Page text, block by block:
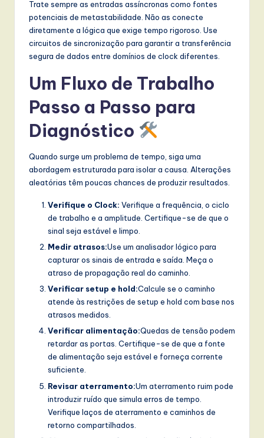
Trate sempre as entradas assíncronas como fontes
potenciais de metastabilidade. Não as conecte
diretamente a lógica que exige tempo rigoroso. Use
circuitos de sincronização para garantir a transferência
segura de dados entre domínios de clock diferentes.
Um Fluxo de Trabalho
Passo a Passo para
Diagnóstico
Quando surge um problema de tempo, siga uma
abordagem estruturada para isolar a causa. Alterações
aleatórias têm poucas chances de produzir resultados.
Verifique o Clock: Verifique a frequência, o ciclo
de trabalho e a amplitude. Certifique-se de que o
sinal seja estável e limpo.
Medir atrasos:Use um analisador lógico para
capturar os sinais de entrada e saída. Meça o
atraso de propagação real do caminho.
Verificar setup e hold:Calcule se o caminho
atende às restrições de setup e hold com base nos
atrasos medidos.
Verificar alimentação:Quedas de tensão podem
retardar as portas. Certifique-se de que a fonte
de alimentação seja estável e forneça corrente
suficiente.
Revisar aterramento:Um aterramento ruim pode
introduzir ruído que simula erros de tempo.
Verifique laços de aterramento e caminhos de
retorno compartilhados.